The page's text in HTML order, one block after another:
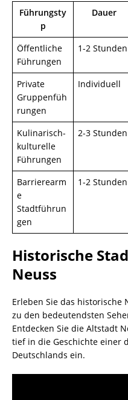
Führungsty
p
Dauer
Öffentliche
Führungen
1-2 Stunden
Private
Gruppenfüh
rungen
Individuell
Kulinarisch-
kulturelle
Führungen
2-3 Stunden
Barrierearm
e
Stadtführun
gen
1-2 Stunden
Historische
Neuss
Erleben Sie das historische
zu den bedeutendsten
Entdecken Sie die Altstadt
tief in die Geschichte einer
Deutschlands ein.